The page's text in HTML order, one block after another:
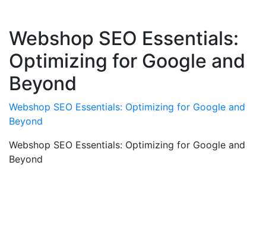
Webshop SEO Essentials:
Optimizing for Google and
Beyond
Webshop SEO Essentials: Optimizing for Google and
Beyond
Webshop SEO Essentials: Optimizing for Google and
Beyond